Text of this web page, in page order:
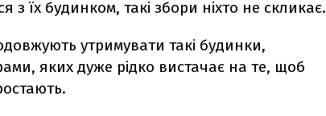
їх будинком, такі збори ніхто не скликає.
утримувати такі будинки,
яких дуже рідко вистачає на те, щоб